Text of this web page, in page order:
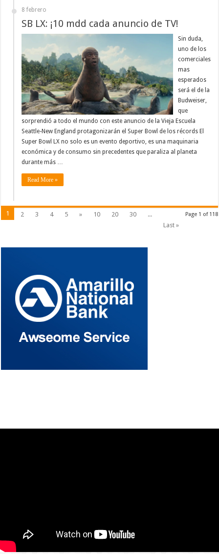
8 febrero
SB LX: ¡10 mdd cada anuncio de TV!
Sin duda,
uno de los
comerciales
mas
esperados
será el de la
Budweiser,
que
sorprendió a todo el mundo con este anuncio de la Vieja Escuela
Seattle-New England protagonizarán el Super Bowl de los récords El
Super Bowl LX no solo es un evento deportivo, es una maquinaria
económica y de consumo sin precedentes que paraliza al planeta
durante más …
Read More »
Page 1 of 118
1 2 3 4 5 » 10 20 30
...
Last »